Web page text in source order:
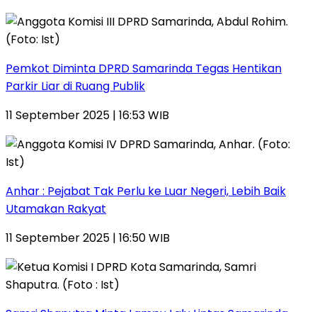
Pemkot Diminta DPRD Samarinda Tegas Hentikan
Parkir Liar di Ruang Publik
11 September 2025 | 16:53 WIB
Anhar : Pejabat Tak Perlu ke Luar Negeri, Lebih Baik
Utamakan Rakyat
11 September 2025 | 16:50 WIB